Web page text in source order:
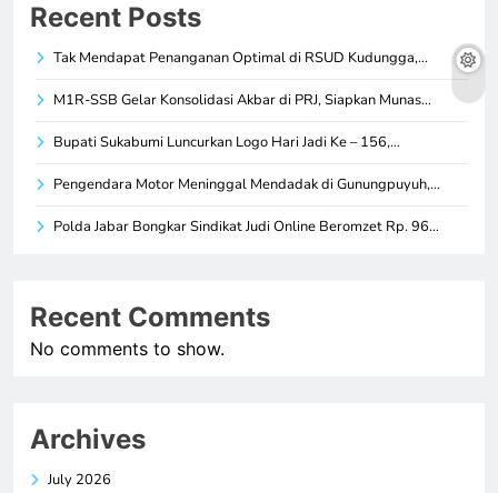
Recent Posts
Tak Mendapat Penanganan Optimal di RSUD Kudungga,…
M1R-SSB Gelar Konsolidasi Akbar di PRJ, Siapkan Munas…
Bupati Sukabumi Luncurkan Logo Hari Jadi Ke – 156,…
Pengendara Motor Meninggal Mendadak di Gunungpuyuh,…
Polda Jabar Bongkar Sindikat Judi Online Beromzet Rp. 96…
Recent Comments
No comments to show.
Archives
July 2026